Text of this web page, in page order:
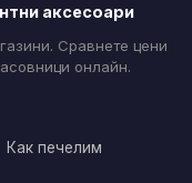
аксесоари
Сравнете цени
онлайн.
Как печелим